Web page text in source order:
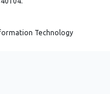
Technology